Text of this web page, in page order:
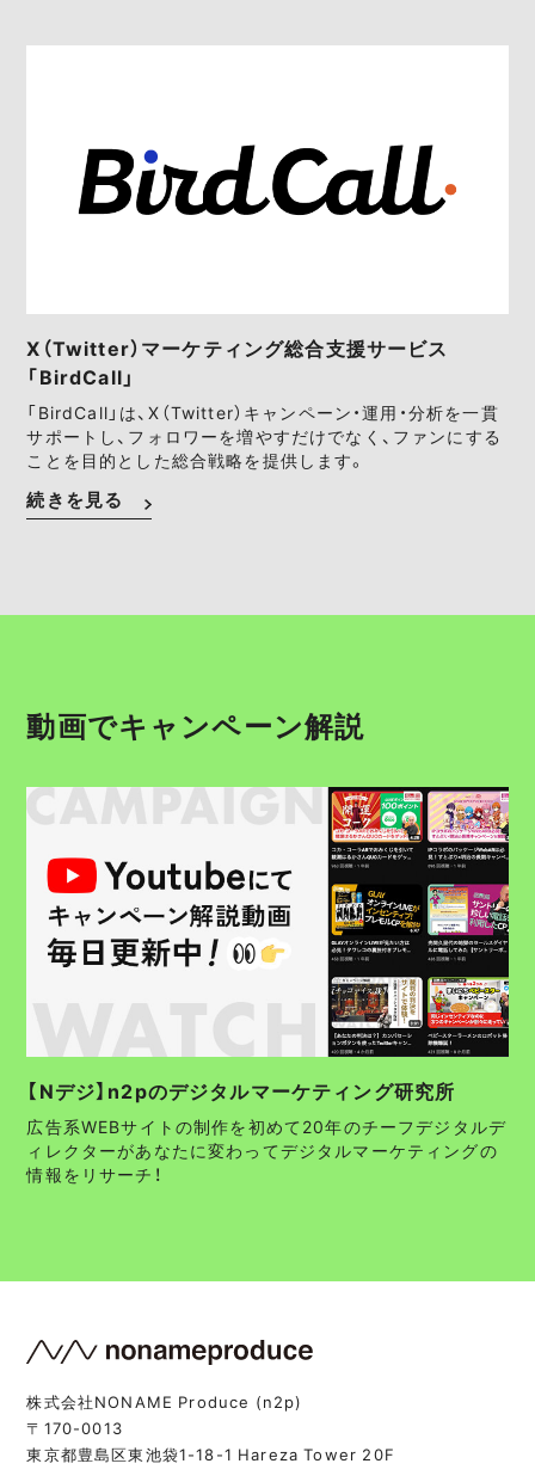
X（Twitter）マーケティング総合支援サービス
「BirdCall」
「BirdCall」は、X（Twitter）キャンペーン・運用・分析を一貫
サポートし、フォロワーを増やすだけでなく、ファンにする
ことを目的とした総合戦略を提供します。
続きを見る
動画でキャンペーン解説
【Nデジ】n2pのデジタルマーケティング研究所
広告系WEBサイトの制作を初めて20年のチーフデジタルデ
ィレクターがあなたに変わってデジタルマーケティングの
情報をリサーチ！
株式会社NONAME Produce (n2p)
〒170-0013
東京都豊島区東池袋1-18-1 Hareza Tower 20F